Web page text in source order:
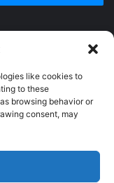
like cookies to
to these
browsing behavior or
consent, may